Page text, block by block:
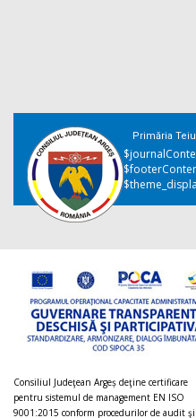
Primăria Teiu
Consiliul Judeţean Argeș deţine certificare
pentru sistemul de management EN ISO
9001:2015 conform procedurilor de audit şi